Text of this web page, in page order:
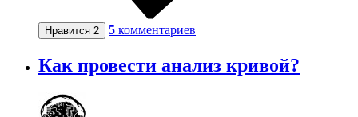
Нравится 2 5 комментариев
Как провести анализ кривой?